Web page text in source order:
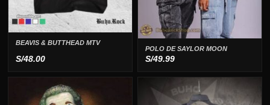
BEAVIS & BUTTHEAD MTV
S/48.00
POLO DE SAYLOR MOON
S/49.99